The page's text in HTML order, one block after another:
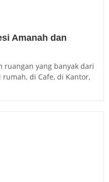
Amanah dan
ruangan yang banyak dari
di Cafe, di Kantor,